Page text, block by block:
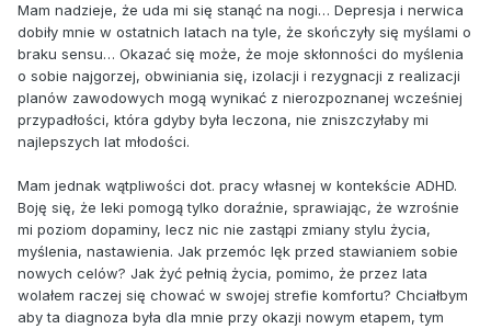
Mam nadzieje, że uda mi się stanąć na nogi… Depresja i nerwica
dobiły mnie w ostatnich latach na tyle, że skończyły się myślami o
braku sensu… Okazać się może, że moje skłonności do myślenia
o sobie najgorzej, obwiniania się, izolacji i rezygnacji z realizacji
planów zawodowych mogą wynikać z nierozpoznanej wcześniej
przypadłości, która gdyby była leczona, nie zniszczyłaby mi
najlepszych lat młodości.
Mam jednak wątpliwości dot. pracy własnej w kontekście ADHD.
Boję się, że leki pomogą tylko doraźnie, sprawiając, że wzrośnie
mi poziom dopaminy, lecz nic nie zastąpi zmiany stylu życia,
myślenia, nastawienia. Jak przemóc lęk przed stawianiem sobie
nowych celów? Jak żyć pełnią życia, pomimo, że przez lata
wolałem raczej się chować w swojej strefie komfortu? Chciałbym
aby ta diagnoza była dla mnie przy okazji nowym etapem, tym